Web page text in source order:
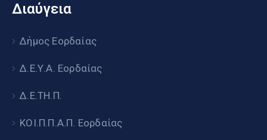
Διαύγεια
Δήμος Εορδαίας
Δ.Ε.Υ.Α. Εορδαίας
Δ.Ε.ΤΗ.Π.
ΚΟΙ.Π.Π.Α.Π. Εορδαίας